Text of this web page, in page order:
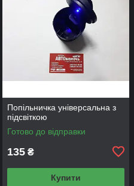
Попільничка універсальна з
підсвіткою
Готово до відправки
135 ₴
Купити